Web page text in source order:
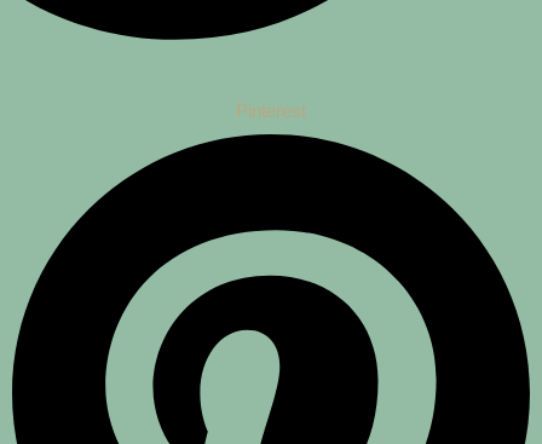
Pinterest